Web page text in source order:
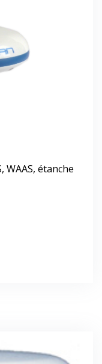
WAAS, étanche